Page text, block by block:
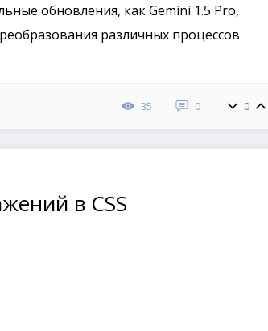
обновления, как Gemini 1.5 Pro,
различных процессов
35 0 0
в СSS